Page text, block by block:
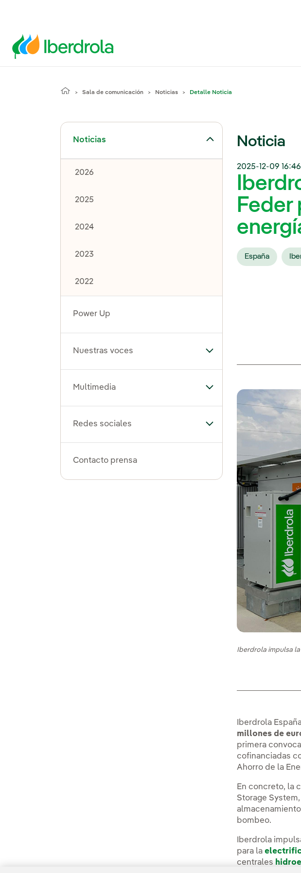
Sala de comunicación Noticias Detalle Noticia
Noticias
Alternar el submenú para Noticias
2026
2025
2024
2023
2022
Power Up
Nuestras voces Alternar el submenú
Multimedia Alternar el submenú
Redes sociales Alternar el submenú
Contacto prensa
Noticia
2025-12-09
España
Iberdrola impulsa
Iberdrola
millones de
primera
cofinanciadas
Ahorro de la
En concreto, la
Storage
bombeo.
Iberdrola
para la
centrales